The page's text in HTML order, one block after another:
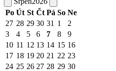
Po Út St Čt Pá So Ne
27 28 29 30 31 1
2
3
4 5 6 7 8
9
10 11 12 13 14 15 16
17 18 19 20 21 22 23
24 25 26 27 28 29 30